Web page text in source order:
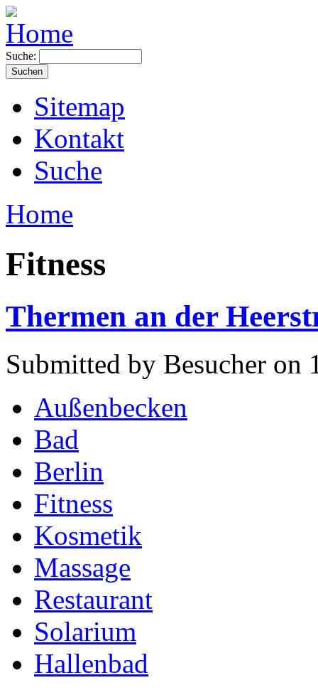
Suche:
Sitemap
Kontakt
Suche
Home
Fitness
Thermen an der
Submitted by Besucher on
Außenbecken
Bad
Berlin
Fitness
Kosmetik
Massage
Restaurant
Solarium
Hallenbad